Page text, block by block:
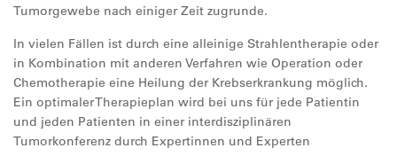
Tumorgewebe nach einiger Zeit zugrunde.
In vielen Fällen ist durch eine alleinige Strahlentherapie oder
in Kombination mit anderen Verfahren wie Operation oder
Chemotherapie eine Heilung der Krebserkrankung möglich.
Ein optimaler Therapieplan wird bei uns für jede Patientin
und jeden Patienten in einer interdisziplinären
Tumorkonferenz durch Expertinnen und Experten